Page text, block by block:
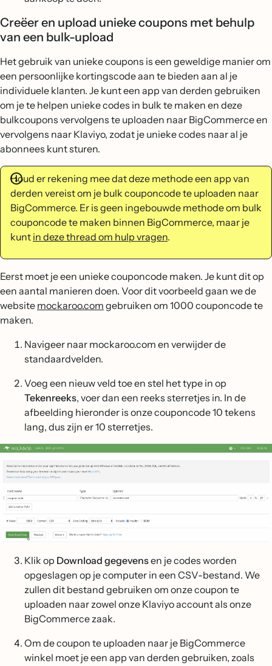
Creëer en upload unieke coupons met behulp
van een bulk-upload
Het gebruik van unieke coupons is een geweldige manier om
een persoonlijke kortingscode aan te bieden aan al je
individuele klanten. Je kunt een app van derden gebruiken
om je te helpen unieke codes in bulk te maken en deze
bulkcoupons vervolgens te uploaden naar BigCommerce en
vervolgens naar Klaviyo, zodat je unieke codes naar al je
abonnees kunt sturen.
Houd er rekening mee dat deze methode een app van
derden vereist om je bulk couponcode te uploaden naar
BigCommerce. Er is geen ingebouwde methode om bulk
couponcode te maken binnen BigCommerce, maar je
kunt in deze thread om hulp vragen.
Eerst moet je een unieke couponcode maken. Je kunt dit op
een aantal manieren doen. Voor dit voorbeeld gaan we de
website mockaroo.com gebruiken om 1000 couponcode te
maken.
Navigeer naar mockaroo.com en verwijder de
standaardvelden.
Voeg een nieuw veld toe en stel het type in op
Tekenreeks, voer dan een reeks sterretjes in. In de
afbeelding hieronder is onze couponcode 10 tekens
lang, dus zijn er 10 sterretjes.
Klik op Download gegevensen je codes worden
opgeslagen op je computer in een CSV-bestand. We
zullen dit bestand gebruiken om onze coupon te
uploaden naar zowel onze Klaviyo account als onze
BigCommerce zaak.
Om de coupon te uploaden naar je BigCommerce
winkel moet je een app van derden gebruiken, zoals